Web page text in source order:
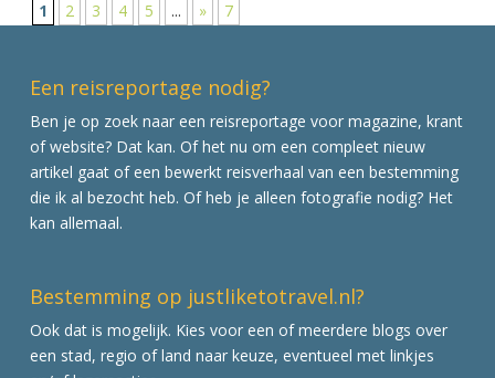
1 2 3 4 5 ... » 7
Een reisreportage nodig?
Ben je op zoek naar een reisreportage voor magazine, krant
of website? Dat kan. Of het nu om een compleet nieuw
artikel gaat of een bewerkt reisverhaal van een bestemming
die ik al bezocht heb. Of heb je alleen fotografie nodig? Het
kan allemaal.
Bestemming op justliketotravel.nl?
Ook dat is mogelijk. Kies voor een of meerdere blogs over
een stad, regio of land naar keuze, eventueel met linkjes